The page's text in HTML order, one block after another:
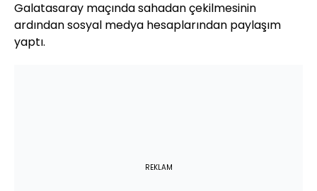
Galatasaray maçında sahadan çekilmesinin
ardından sosyal medya hesaplarından paylaşım
yaptı.
REKLAM